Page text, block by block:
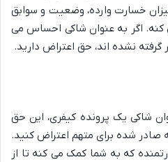
خسارت وارده، وضعیت و سوابق
کنه. اگر به عنوان شاکی احساس می
گرفته نشده اند، حق اعتراض دارید.
شاکی یک پرونده کیفری، این حق
صادر شده برای متهم اعتراض کنید.
که به شما کمک می کنه تا از